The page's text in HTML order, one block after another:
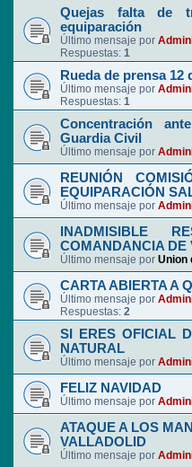
Quejas falta de
equiparación
Último mensaje por
Respuestas: 1
Rueda de prensa 12
Último mensaje por
Respuestas: 1
Concentración
Guardia Civil
Último mensaje por
REUNIÓN
EQUIPARACIÓN
Último mensaje por
INADMISIBLE
COMANDANCIA DE
Último mensaje por Union
CARTA ABIERTA A
Último mensaje por
Respuestas: 2
SI ERES OFICIAL
NATURAL
Último mensaje por
FELIZ NAVIDAD
Último mensaje por
ATAQUE A LOS
VALLADOLID
Último mensaje por